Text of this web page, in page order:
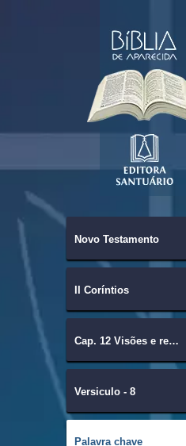
Novo Testamento
II Coríntios
Cap. 12 Visões e revelações.
Versiculo - 8